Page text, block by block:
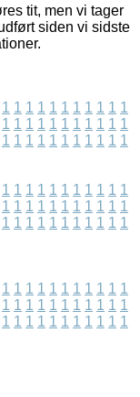
tit, men vi tager
siden vi sidste
1 1 1 1 1 1 1 1 1 1 1
1 1 1 1 1 1 1 1 1 1 1
1 1 1 1 1 1 1 1 1 1 1
1 1 1 1 1 1 1 1 1 1 1
1 1 1 1 1 1 1 1 1 1 1
1 1 1 1 1 1 1 1 1 1 1
1 1 1 1 1 1 1 1 1 1 1
1 1 1 1 1 1 1 1 1 1 1
1 1 1 1 1 1 1 1 1 1 1